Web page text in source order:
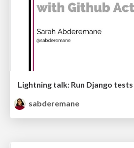
sabderemane